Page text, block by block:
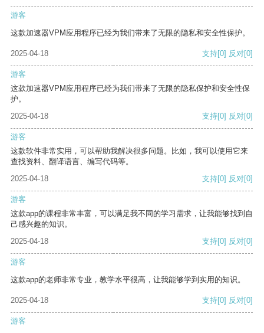
游客
这款加速器VPM应用程序已经为我们带来了无限的隐私和安全性保护。
2025-04-18 支持[0] 反对[0]
游客
这款加速器VPM应用程序已经为我们带来了无限的隐私保护和安全性保
护。
2025-04-18
支持[0] 反对[0]
游客
这款软件非常实用，可以帮助我解决很多问题。比如，我可以使用它来
查找资料、翻译语言、编写代码等。
2025-04-18
支持[0] 反对[0]
游客
这款app的课程非常丰富，可以满足我不同的学习需求，让我能够找到自
己感兴趣的知识。
2025-04-18
支持[0] 反对[0]
游客
这款app的老师非常专业，教学水平很高，让我能够学到实用的知识。
2025-04-18 支持[0] 反对[0]
游客